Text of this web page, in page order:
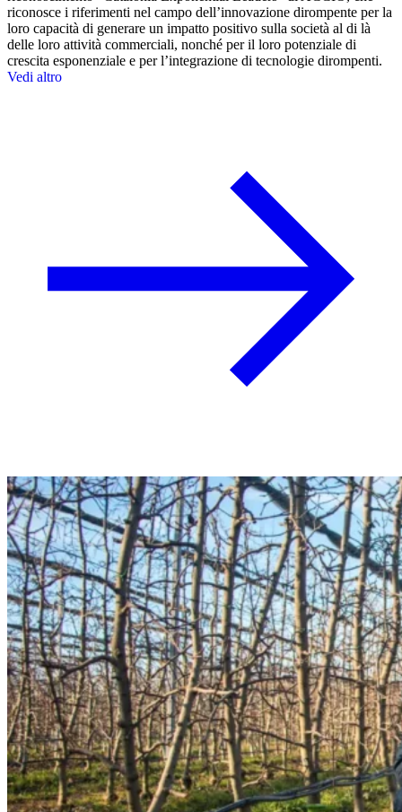
riconosce i riferimenti nel campo dell’innovazione dirompente per la
loro capacità di generare un impatto positivo sulla società al di là
delle loro attività commerciali, nonché per il loro potenziale di
crescita esponenziale e per l’integrazione di tecnologie dirompenti.
Vedi altro